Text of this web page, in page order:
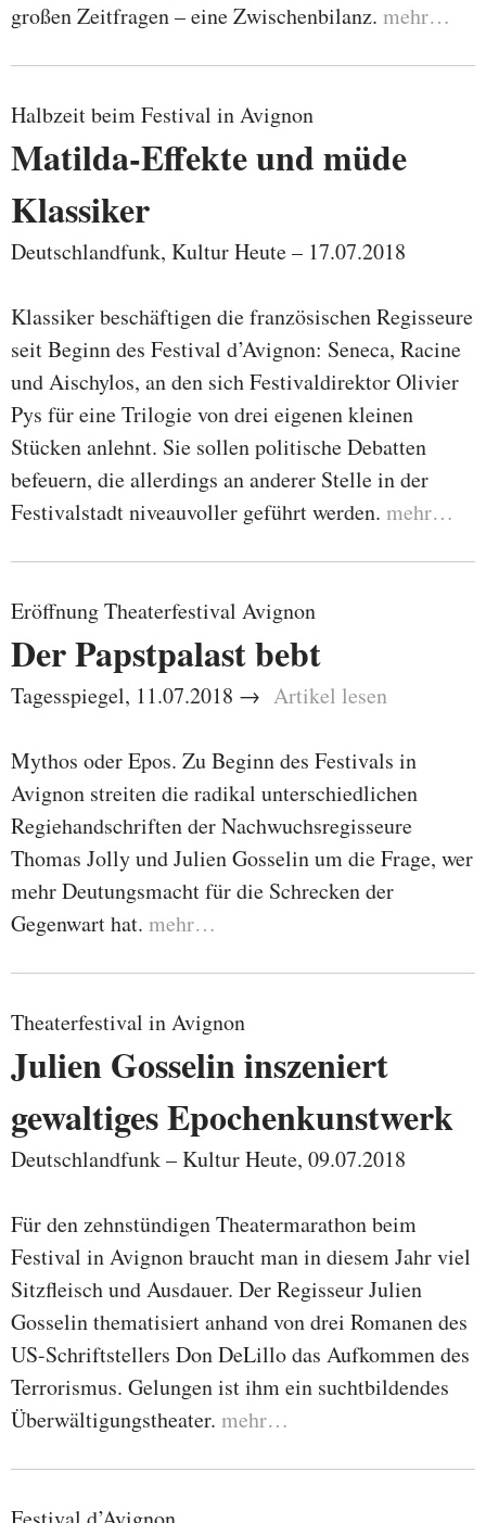
großen Zeitfragen – eine Zwischenbilanz. mehr…
Halbzeit beim Festival in Avignon
Matilda-Effekte und müde
Klassiker
Deutschlandfunk, Kultur Heute – 17.07.2018
Klassiker beschäftigen die französischen Regisseure
seit Beginn des Festival d’Avignon: Seneca, Racine
und Aischylos, an den sich Festivaldirektor Olivier
Pys für eine Trilogie von drei eigenen kleinen
Stücken anlehnt. Sie sollen politische Debatten
befeuern, die allerdings an anderer Stelle in der
Festivalstadt niveauvoller geführt werden. mehr…
Eröffnung Theaterfestival Avignon
Der Papstpalast bebt
Tagesspiegel, 11.07.2018 → Artikel lesen
Mythos oder Epos. Zu Beginn des Festivals in
Avignon streiten die radikal unterschiedlichen
Regiehandschriften der Nachwuchsregisseure
Thomas Jolly und Julien Gosselin um die Frage, wer
mehr Deutungsmacht für die Schrecken der
Gegenwart hat. mehr…
Theaterfestival in Avignon
Julien Gosselin inszeniert
gewaltiges Epochenkunstwerk
Deutschlandfunk – Kultur Heute, 09.07.2018
Für den zehnstündigen Theatermarathon beim
Festival in Avignon braucht man in diesem Jahr viel
Sitzfleisch und Ausdauer. Der Regisseur Julien
Gosselin thematisiert anhand von drei Romanen des
US-Schriftstellers Don DeLillo das Aufkommen des
Terrorismus. Gelungen ist ihm ein suchtbildendes
Überwältigungstheater. mehr…